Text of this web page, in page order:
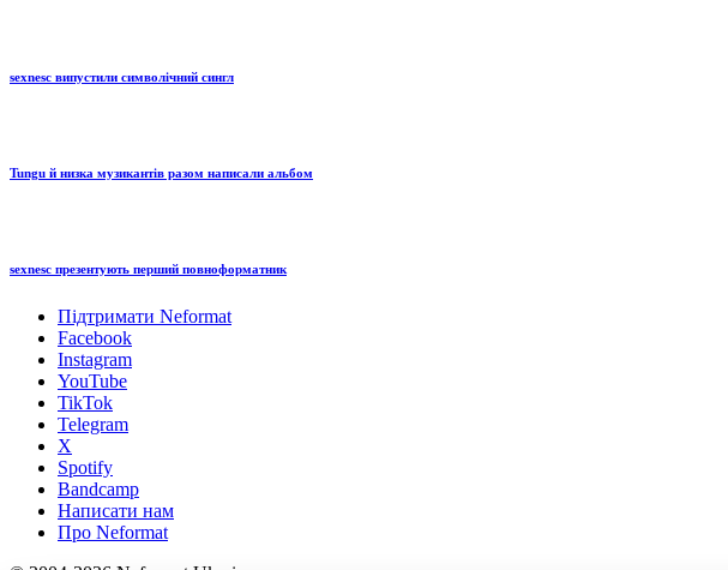
sexnesc випустили символічний сингл
Tungu й низка музикантів разом написали альбом
sexnesc презентують перший повноформатник
Підтримати Neformat
Facebook
Instagram
YouTube
TikTok
Telegram
X
Spotify
Bandcamp
Написати нам
Про Neformat